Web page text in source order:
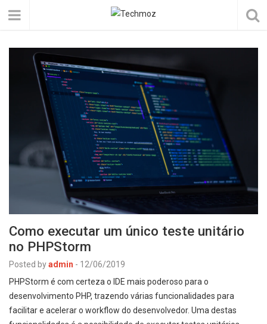
Como executar um único teste unitário
no PHPStorm
Posted byadmin - 12/06/2019
PHPStorm é com certeza o IDE mais poderoso para o
desenvolvimento PHP, trazendo várias funcionalidades para
facilitar e acelerar o workflow do desenvolvedor. Uma destas